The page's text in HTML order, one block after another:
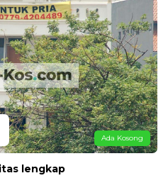
Ada Kosong
lengkap